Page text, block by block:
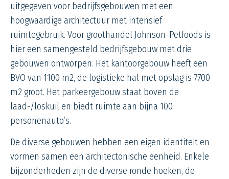
uitgegeven voor bedrijfsgebouwen met een
hoogwaardige architectuur met intensief
ruimtegebruik. Voor groothandel Johnson-Petfoods is
hier een samengesteld bedrijfsgebouw met drie
gebouwen ontworpen. Het kantoorgebouw heeft een
BVO van 1100 m2, de logistieke hal met opslag is 7700
m2 groot. Het parkeergebouw staat boven de
laad-/loskuil en biedt ruimte aan bijna 100
personenauto’s.
De diverse gebouwen hebben een eigen identiteit en
vormen samen een architectonische eenheid. Enkele
bijzonderheden zijn de diverse ronde hoeken, de